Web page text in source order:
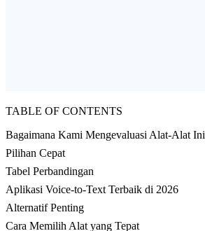
TABLE OF CONTENTS
Bagaimana Kami Mengevaluasi Alat-Alat Ini
Pilihan Cepat
Tabel Perbandingan
Aplikasi Voice-to-Text Terbaik di 2026
Alternatif Penting
Cara Memilih Alat yang Tepat